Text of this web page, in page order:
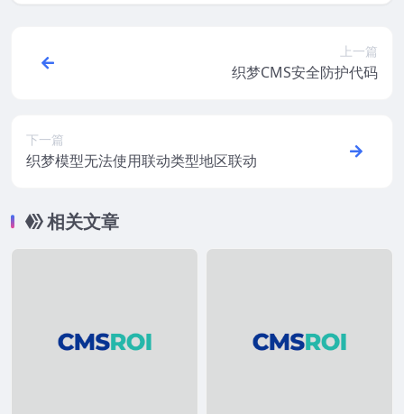
上一篇
织梦CMS安全防护代码
下一篇
织梦模型无法使用联动类型地区联动
相关文章